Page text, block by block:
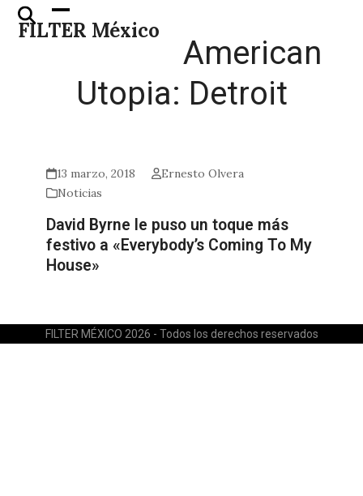
Skip
FILTER México
Open
mobile
Close
mobile
American
Utopia: Detroit
13 marzo, 2018
Ernesto Olvera
Noticias
David Byrne le puso un toque más
festivo a «Everybody’s Coming To My
House»
FILTER MÉXICO 2026 - Todos los derechos reservados